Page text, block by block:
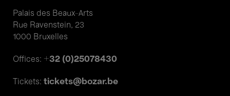
Palais des Beaux-Arts
Rue Ravenstein, 23
1000 Bruxelles
Offices: +32 (0)25078430
Tickets: tickets@bozar.be